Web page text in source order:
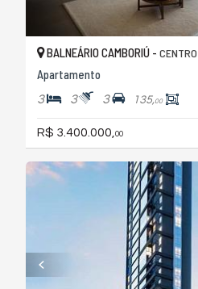
BALNEÁRIO CAMBORIÚ - CENTRO
Apartamento
3 3 3 135,00
R$ 3.400.000, 00